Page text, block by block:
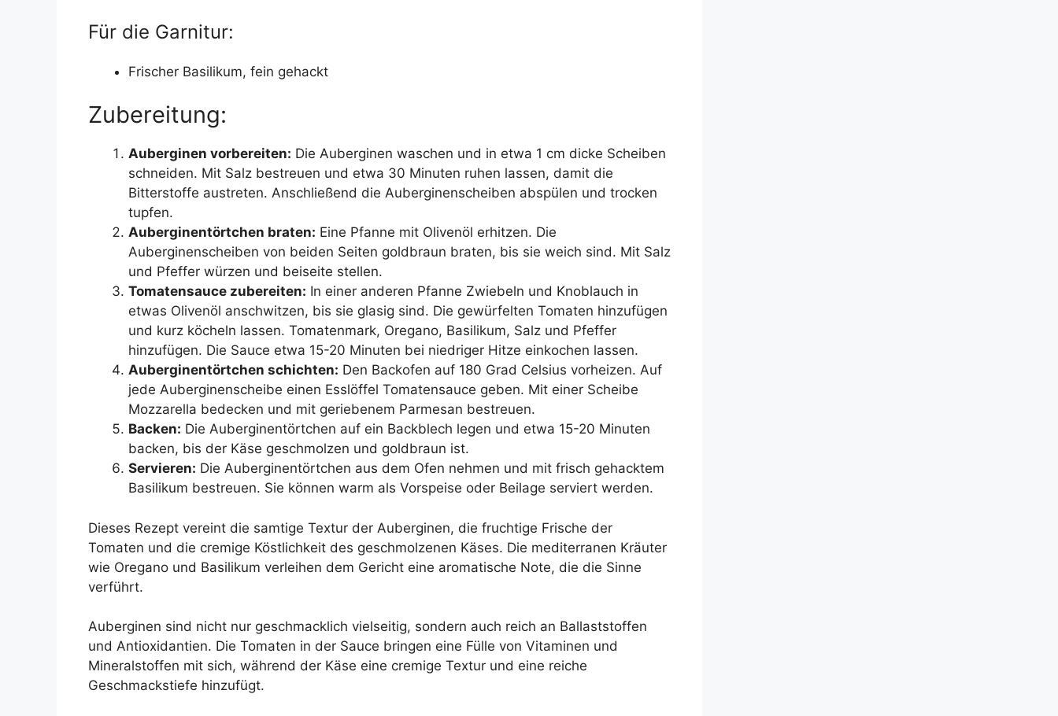
Für die Garnitur:
Frischer Basilikum, fein gehackt
Zubereitung:
Auberginen vorbereiten: Die Auberginen waschen und in etwa 1 cm dicke Scheiben
schneiden. Mit Salz bestreuen und etwa 30 Minuten ruhen lassen, damit die
Bitterstoffe austreten. Anschließend die Auberginenscheiben abspülen und trocken
tupfen.
Auberginentörtchen braten: Eine Pfanne mit Olivenöl erhitzen. Die
Auberginenscheiben von beiden Seiten goldbraun braten, bis sie weich sind. Mit Salz
und Pfeffer würzen und beiseite stellen.
Tomatensauce zubereiten: In einer anderen Pfanne Zwiebeln und Knoblauch in
etwas Olivenöl anschwitzen, bis sie glasig sind. Die gewürfelten Tomaten hinzufügen
und kurz köcheln lassen. Tomatenmark, Oregano, Basilikum, Salz und Pfeffer
hinzufügen. Die Sauce etwa 15-20 Minuten bei niedriger Hitze einkochen lassen.
Auberginentörtchen schichten: Den Backofen auf 180 Grad Celsius vorheizen. Auf
jede Auberginenscheibe einen Esslöffel Tomatensauce geben. Mit einer Scheibe
Mozzarella bedecken und mit geriebenem Parmesan bestreuen.
Backen: Die Auberginentörtchen auf ein Backblech legen und etwa 15-20 Minuten
backen, bis der Käse geschmolzen und goldbraun ist.
Servieren: Die Auberginentörtchen aus dem Ofen nehmen und mit frisch gehacktem
Basilikum bestreuen. Sie können warm als Vorspeise oder Beilage serviert werden.
Dieses Rezept vereint die samtige Textur der Auberginen, die fruchtige Frische der
Tomaten und die cremige Köstlichkeit des geschmolzenen Käses. Die mediterranen Kräuter
wie Oregano und Basilikum verleihen dem Gericht eine aromatische Note, die die Sinne
verführt.
Auberginen sind nicht nur geschmacklich vielseitig, sondern auch reich an Ballaststoffen
und Antioxidantien. Die Tomaten in der Sauce bringen eine Fülle von Vitaminen und
Mineralstoffen mit sich, während der Käse eine cremige Textur und eine reiche
Geschmackstiefe hinzufügt.